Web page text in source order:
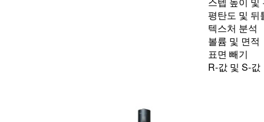
평탄도 및 뒤
텍스처 분석
볼륨 및 면적
표면 빼기
R-값 및 S-값